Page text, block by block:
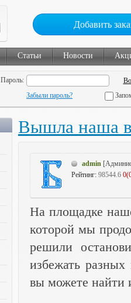
Добавить
Статьи Новости
Пароль:
Забыли пароль?
Вышла наша
admin
Рейтинг: 98544.6
На площадке
которой мы
решили
избежать
вы можете найти